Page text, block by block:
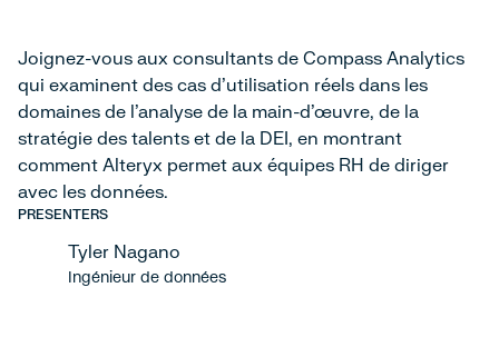
Joignez-vous aux consultants de Compass Analytics
qui examinent des cas d'utilisation réels dans les
domaines de l'analyse de la main-d'œuvre, de la
stratégie des talents et de la DEI, en montrant
comment Alteryx permet aux équipes RH de diriger
avec les données.
PRESENTERS
Tyler Nagano
Ingénieur de données